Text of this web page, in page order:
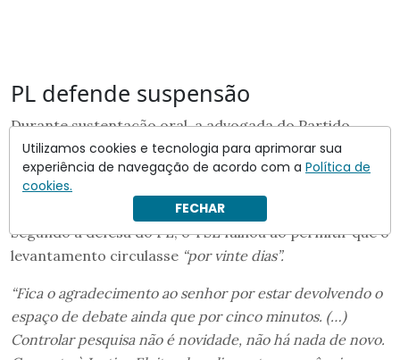
PL defende suspensão
Durante sustentação oral, a advogada do Partido
Liberal (PL), Maria Claudia Bucchianeri, afirmou que a
discussão sobre a legalidade das pesquisas eleitorais
não tem“coloração partidária”.
Segundo a defesa do PL, o TSE falhou ao permitir que o
levantamento circulasse “por vinte dias”.
“Fica o agradecimento ao senhor por estar devolvendo o
espaço de debate ainda que por cinco minutos. (…)
Controlar pesquisa não é novidade, não há nada de novo.
Utilizamos cookies e tecnologia para aprimorar sua
experiência de navegação de acordo com a Política de
cookies.
FECHAR